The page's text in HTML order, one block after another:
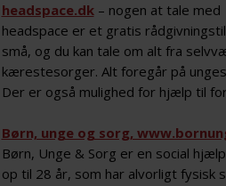
headspace.dk– nogen at tale med
headspace er et gratis
små, og du kan tale om alt fra
kærestesorger. Alt foregår på
Der er også mulighed for hjælp til
Børn, unge og sorg,
Børn, Unge & Sorg er en social
op til 28 år, som har alvorligt